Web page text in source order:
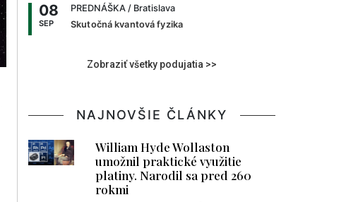
08
SEP
PREDNÁŠKA / Bratislava
Skutočná kvantová fyzika
Zobraziť všetky podujatia >>
NAJNOVŠIE ČLÁNKY
William Hyde Wollaston
umožnil praktické využitie
platiny. Narodil sa pred 260
rokmi